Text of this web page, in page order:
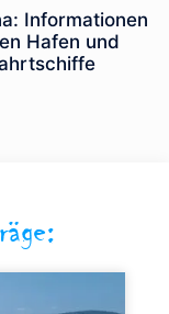
Informationen
Hafen und